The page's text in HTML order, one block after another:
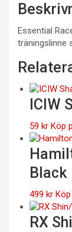
Essential
träningslinne
ICIW
59 kr Köp
Black
499 kr
RX